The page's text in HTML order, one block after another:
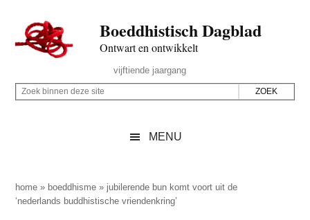
naar
de
inhoud
secondary
naar
de
sidebar
naar
de
Boeddhistisch Dagblad
Ontwart en ontwikkelt
Rechts
vijftiende jaargang
Z
p
d
Z
i
n
MENU
home » boeddhisme » jubilerende bun komt voort uit de
‘nederlands buddhistische vriendenkring’